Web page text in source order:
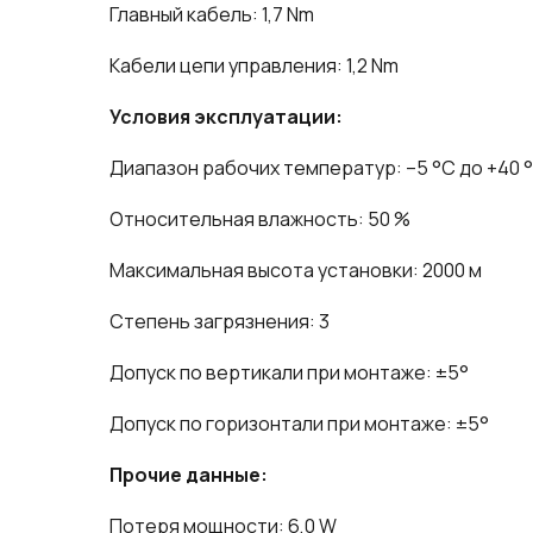
Главный кабель: 1,7 Nm
Кабели цепи управления: 1,2 Nm
Условия эксплуатации:
Диапазон рабочих температур: –5 °C до +40
Относительная влажность: 50 %
Максимальная высота установки: 2000 м
Степень загрязнения: 3
Допуск по вертикали при монтаже: ±5°
Допуск по горизонтали при монтаже: ±5°
Прочие данные:
Потеря мощности: 6,0 W